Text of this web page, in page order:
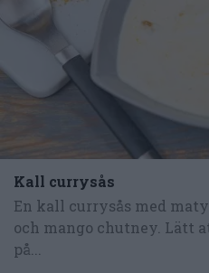
Kall currysås
En kall currysås med
och mango chutney. Lätt
på...